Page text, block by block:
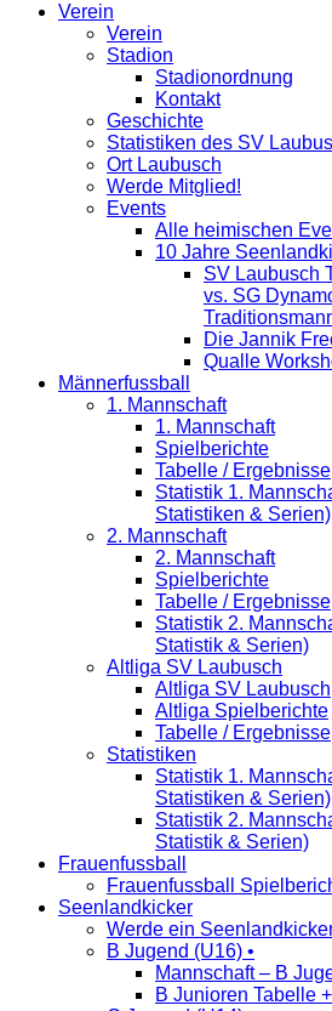
Verein
Verein
Stadion
Stadionordnung
Kontakt
Geschichte
Statistiken des SV
Ort Laubusch
Werde Mitglied!
Events
Alle heimischen
10 Jahre
SV Laubusch
vs. SG
Die Jannik
Qualle
Männerfussball
1. Mannschaft
1. Mannschaft
Spielberichte
Tabelle / Ergebnisse
Statistik 1.
Statistiken & Serien)
2. Mannschaft
2. Mannschaft
Spielberichte
Tabelle / Ergebnisse
Statistik 2.
Statistik & Serien)
Altliga SV Laubusch
Altliga SV Laubusch
Altliga Spielberichte
Tabelle / Ergebnisse
Statistiken
Statistik 1.
Statistiken & Serien)
Statistik 2.
Statistik & Serien)
Frauenfussball
Frauenfussball
Seenlandkicker
Werde ein
B Jugend (U16) •
Mannschaft – B
B Junioren Tabelle